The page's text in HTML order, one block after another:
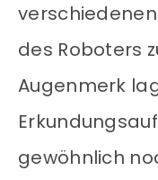
des Roboters
Augenmerk
gewöhnlich